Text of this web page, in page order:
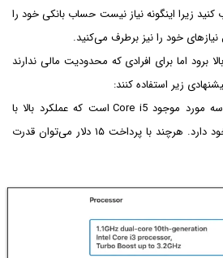
کنید زیرا اینگونه نیاز نیست حساب بانکی خود را
خود را نیز برطرف می‌کنید.
برود اما برای افرادی که محدودیت مالی ندارند
زیر استفاده کنند:
پردازنده: بهترین گزینه بین سه مورد موجود Core i5 است که عملکرد بالا با
قیمت مناسب را همزمان در خود دارد. هرچند با پرداخت ۱۵ دلار می‌توان قدرت